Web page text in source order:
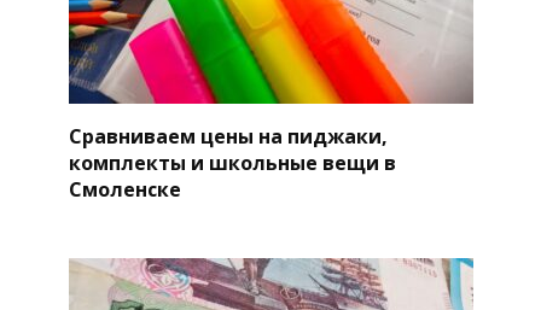
Сравниваем цены на пиджаки,
комплекты и школьные вещи в
Смоленске